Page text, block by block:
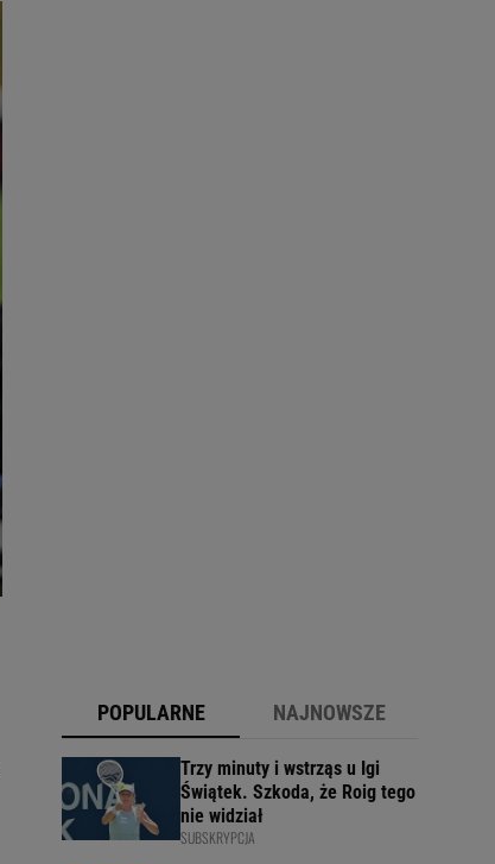
POPULARNE NAJNOWSZE
Trzy minuty i wstrząs u Igi
Świątek. Szkoda, że Roig tego
nie widział
SUBSKRYPCJA